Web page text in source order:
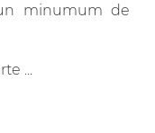
minumum de
...